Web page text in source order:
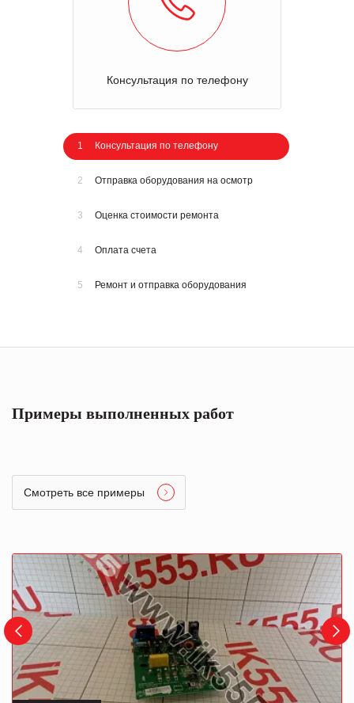
Консультация по телефону
1 Консультация по телефону
2 Отправка оборудования на осмотр
3 Оценка стоимости ремонта
4 Оплата счета
5 Ремонт и отправка оборудования
Примеры выполненных работ
Смотреть все примеры